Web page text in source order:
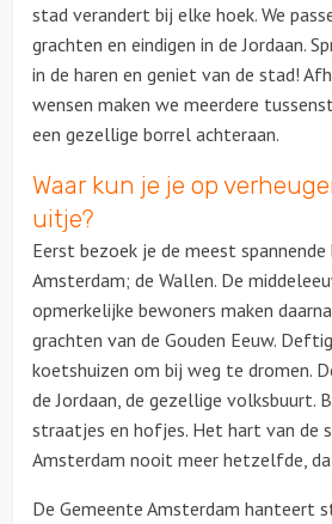
stad verandert bij elke hoek. We
grachten en eindigen in de Jordaan.
in de haren en geniet van de stad!
wensen maken we meerdere
een gezellige borrel achteraan.
Waar kun je je op
uitje?
Eerst bezoek je de meest
Amsterdam; de Wallen. De
opmerkelijke bewoners maken
grachten van de Gouden Eeuw.
koetshuizen om bij weg te dromen.
de Jordaan, de gezellige volksbuurt.
straatjes en hofjes. Het hart van de
Amsterdam nooit meer hetzelfde,
De Gemeente Amsterdam hanteert